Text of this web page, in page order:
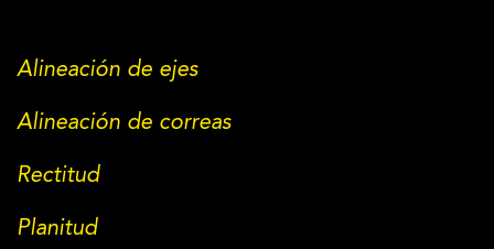
Alineación de ejes
Alineación de correas
Rectitud
Planitud